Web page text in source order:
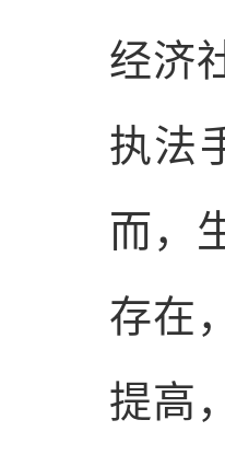
经济
执法
而，
存在
提高